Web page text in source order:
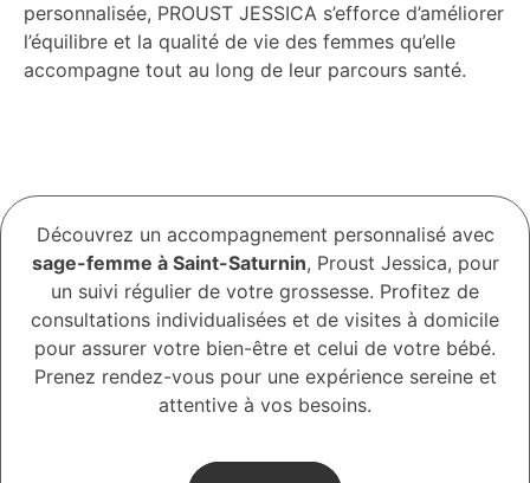
personnalisée, PROUST JESSICA s’efforce d’améliorer
l’équilibre et la qualité de vie des femmes qu’elle
accompagne tout au long de leur parcours santé.
Découvrez un accompagnement personnalisé avec
sage-femme à Saint-Saturnin, Proust Jessica, pour
un suivi régulier de votre grossesse. Profitez de
consultations individualisées et de visites à domicile
pour assurer votre bien-être et celui de votre bébé.
Prenez rendez-vous pour une expérience sereine et
attentive à vos besoins.